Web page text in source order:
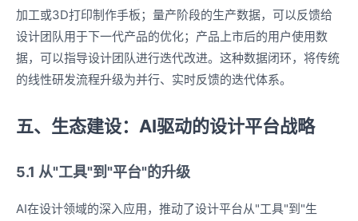
加工或3D打印制作手板；量产阶段的生产数据，可以反馈给
设计团队用于下一代产品的优化；产品上市后的用户使用数
据，可以指导设计团队进行迭代改进。这种数据闭环，将传统
的线性研发流程升级为并行、实时反馈的迭代体系。
五、生态建设：AI驱动的设计平台战略
5.1 从"工具"到"平台"的升级
AI在设计领域的深入应用，推动了设计平台从"工具"到"生